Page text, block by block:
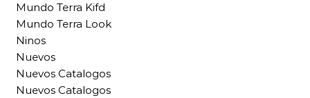
Mundo Terra Kifd
Mundo Terra Look
Ninos
Nuevos
Nuevos Catalogos
Nuevos Catalogos